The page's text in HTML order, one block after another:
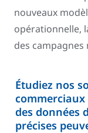
nouveaux
opérationnelle,
des
Étudiez nos
des données
précises